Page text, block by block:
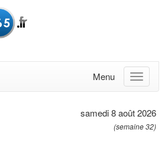
Menu
samedi 8 août 2026
(semaine 32)